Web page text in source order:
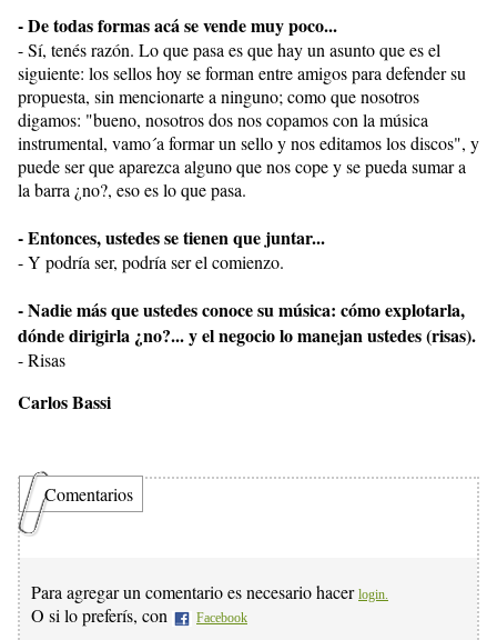
- De todas formas acá se vende muy poco...
- Sí, tenés razón. Lo que pasa es que hay un asunto que es el
siguiente: los sellos hoy se forman entre amigos para defender su
propuesta, sin mencionarte a ninguno; como que nosotros
digamos: "bueno, nosotros dos nos copamos con la música
instrumental, vamo´a formar un sello y nos editamos los discos", y
puede ser que aparezca alguno que nos cope y se pueda sumar a
la barra ¿no?, eso es lo que pasa.
- Entonces, ustedes se tienen que juntar...
- Y podría ser, podría ser el comienzo.
- Nadie más que ustedes conoce su música: cómo explotarla,
dónde dirigirla ¿no?... y el negocio lo manejan ustedes (risas).
- Risas
Carlos Bassi
Comentarios
Para agregar un comentario es necesario hacer login.
O si lo preferís, con Facebook